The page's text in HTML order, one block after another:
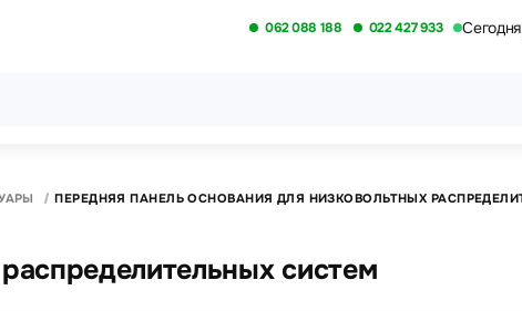
062 088 188 022 427 933
ПЕРЕДНЯЯ ПАНЕЛЬ ОСНОВАНИЯ ДЛЯ НИЗКОВОЛЬТНЫХ
систем